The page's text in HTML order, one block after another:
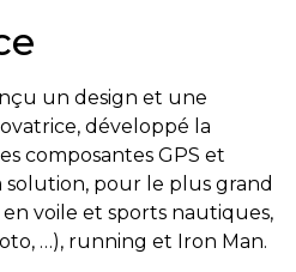
un design et une
développé la
composantes GPS et
solution, pour le plus grand
voile et sports nautiques,
…), running et Iron Man.